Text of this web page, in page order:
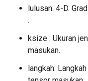
lulusan: 4-D.
.
ksize : Ukuran
masukan.
langkah: